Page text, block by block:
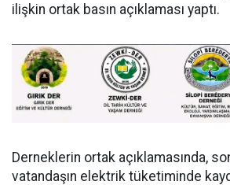
ilişkin ortak basın açıklaması yaptı.
Derneklerin ortak açıklamasında,
vatandaşın elektrik tüketiminde